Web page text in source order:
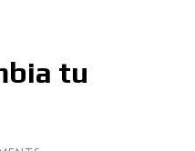
tu